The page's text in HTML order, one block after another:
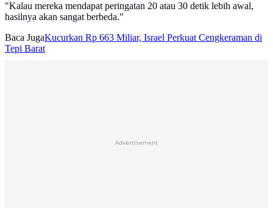
"Kalau mereka mendapat peringatan 20 atau 30 detik lebih awal,
hasilnya akan sangat berbeda."
Baca JugaKucurkan Rp 663 Miliar, Israel Perkuat Cengkeraman di
Tepi Barat
Advertisement